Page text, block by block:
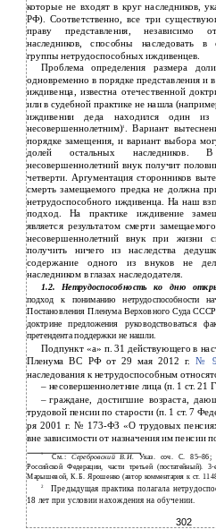
которые не входят в круг наследников,
РФ). Соответственно, все три
праву представления, независимо
наследников, способны наследовать в
группы нетрудоспособных иждивенцев.
Проблема определения размера
одновременно в порядке представления и
иждивенца, известна отечественной
или в судебной практике не нашла
иждивении деда находился один из
несовершеннолетним)1. Вариант
порядке замещения, и вариант выбора
долей остальных наследников.
несовершеннолетний внук получит
четверти. Аргументация сторонников
смерть замещаемого предка не должна
нетрудоспособного иждивенца. На наш
подход. На практике иждивение
является результатом смерти
несовершеннолетний внук при жизни
получить ничего из наследства
содержание одного из внуков не
наследником в глазах наследодателя.
1.2. Нетрудоспособность ко дню
подход к пониманию нетрудоспособности
Постановления Пленума Верховного Суда
доктрине предложения руководствоваться
претендента поддержки не нашли.
Подпункт «а» п. 31 действующего в
Пленума ВС РФ от 29 мая 2012 г. №
наследования к нетрудоспособным
– несовершеннолетние лица (п. 1 ст. 21
– граждане, достигшие возраста,
трудовой пенсии по старости (п. 1 ст. 7
ря 2001 г. № 173-ФЗ «О трудовых
вне зависимости от назначения им пенсии
1См.:Серебровский В.И.Указ. соч. С. 85–86;
Российской Федерации, части третьей
Марышевой, К.Б. Ярошенко (автор комментария к ст.
2Предыдущая практика полагала
18 лет при условии нахождения на обучении.
302